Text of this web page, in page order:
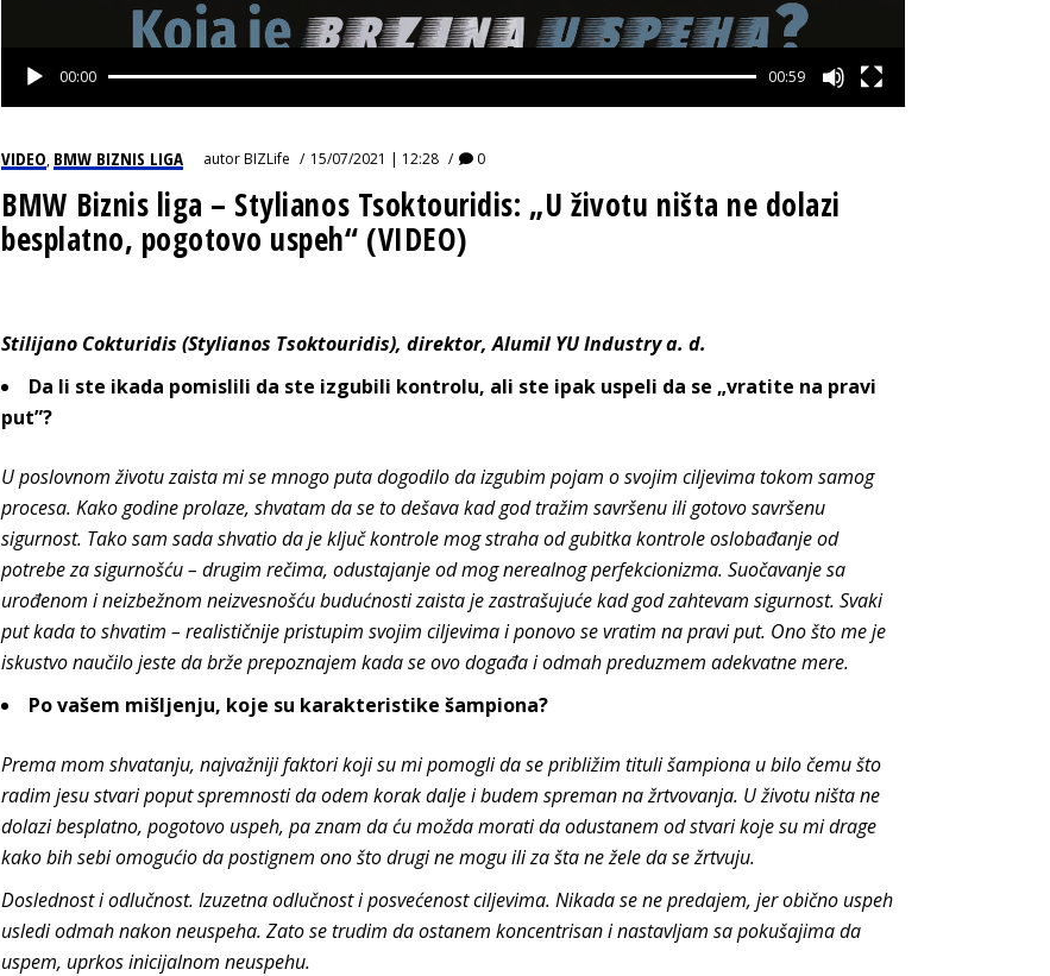
00:00 00:59
VIDEO, BMW BIZNIS LIGA autorBIZLife 15/07/2021 | 12:28 0
BMW Biznis liga – Stylianos Tsoktouridis: „U životu ništa ne dolazi
besplatno, pogotovo uspeh“ (VIDEO)
Stilijano Cokturidis (Stylianos Tsoktouridis), direktor, Alumil YU Industry a. d.
Da li ste ikada pomislili da ste izgubili kontrolu, ali ste ipak uspeli da se „vratite na pravi
put”?
U poslovnom životu zaista mi se mnogo puta dogodilo da izgubim pojam o svojim ciljevima tokom samog
procesa. Kako godine prolaze, shvatam da se to dešava kad god tražim savršenu ili gotovo savršenu
sigurnost. Tako sam sada shvatio da je ključ kontrole mog straha od gubitka kontrole oslobađanje od
potrebe za sigurnošću – drugim rečima, odustajanje od mog nerealnog perfekcionizma. Suočavanje sa
urođenom i neizbežnom neizvesnošću budućnosti zaista je zastrašujuće kad god zahtevam sigurnost. Svaki
put kada to shvatim – realističnije pristupim svojim ciljevima i ponovo se vratim na pravi put. Ono što me je
iskustvo naučilo jeste da brže prepoznajem kada se ovo događa i odmah preduzmem adekvatne mere.
Po vašem mišljenju, koje su karakteristike šampiona?
Prema mom shvatanju, najvažniji faktori koji su mi pomogli da se približim tituli šampiona u bilo čemu što
radim jesu stvari poput spremnosti da odem korak dalje i budem spreman na žrtvovanja. U životu ništa ne
dolazi besplatno, pogotovo uspeh, pa znam da ću možda morati da odustanem od stvari koje su mi drage
kako bih sebi omogućio da postignem ono što drugi ne mogu ili za šta ne žele da se žrtvuju.
Doslednost i odlučnost. Izuzetna odlučnost i posvećenost ciljevima. Nikada se ne predajem, jer obično uspeh
usledi odmah nakon neuspeha. Zato se trudim da ostanem koncentrisan i nastavljam sa pokušajima da
uspem, uprkos inicijalnom neuspehu.